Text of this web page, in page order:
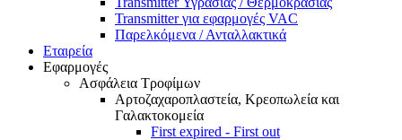
Transmitter για εφαρμογές VAC
Παρελκόμενα / Ανταλλακτικά
Εταιρεία
Εφαρμογές
Ασφάλεια Τροφίμων
Αρτοζαχαροπλαστεία, Κρεοπωλεία και
Γαλακτοκομεία
First expired - First out